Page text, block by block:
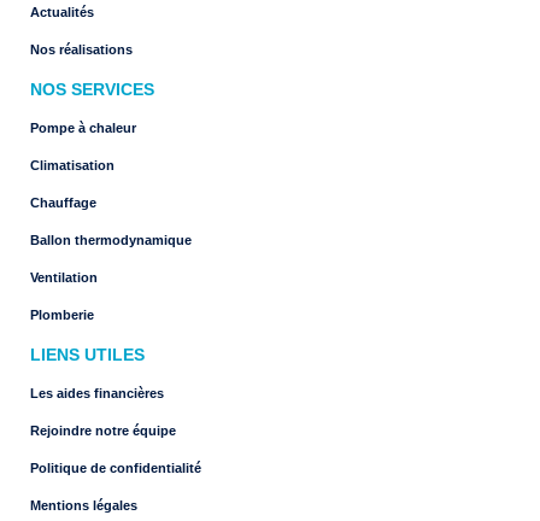
Actualités
Nos réalisations
NOS SERVICES
Pompe à chaleur
Climatisation
Chauffage
Ballon thermodynamique
Ventilation
Plomberie
LIENS UTILES
Les aides financières
Rejoindre notre équipe
Politique de confidentialité
Mentions légales